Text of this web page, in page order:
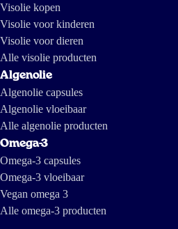
Visolie kopen
Visolie voor kinderen
Visolie voor dieren
Alle visolie producten
Algenolie
Algenolie capsules
Algenolie vloeibaar
Alle algenolie producten
Omega-3
Omega-3 capsules
Omega-3 vloeibaar
Vegan omega 3
Alle omega-3 producten